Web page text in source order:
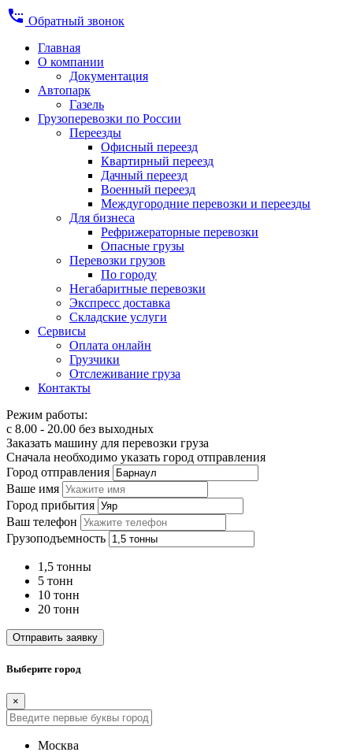
settings_phone Обратный звонок
Главная
О компании
Документация
Автопарк
Газель
Грузоперевозки по России
Переезды
Офисный переезд
Квартирный переезд
Дачный переезд
Военный переезд
Междугородние перевозки и переезды
Для бизнеса
Рефрижераторные перевозки
Опасные грузы
Перевозки грузов
По городу
Негабаритные перевозки
Экспресс доставка
Складские услуги
Сервисы
Оплата онлайн
Грузчики
Отслеживание груза
Контакты
Режим работы:
с 8.00 - 20.00 без выходных
Заказать машину для перевозки груза
Сначала необходимо указать город отправления
Город отправления
Ваше имя
Город прибытия
Ваш телефон
Грузоподъемность
1,5 тонны
5 тонн
10 тонн
20 тонн
Отправить заявку
Выберите город
×
Москва